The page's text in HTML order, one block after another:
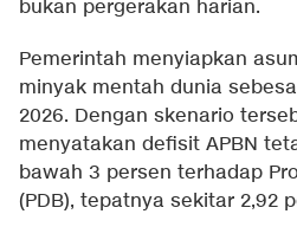
bukan pergerakan harian.
Pemerintah menyiapkan
minyak mentah dunia
2026. Dengan skenario
menyatakan defisit APBN
bawah 3 persen terhadap
(PDB), tepatnya sekitar 2,92